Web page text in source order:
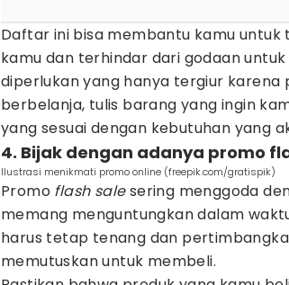
Daftar ini bisa membantu kamu
kamu dan terhindar dari godaan
diperlukan yang hanya tergiur karena
berbelanja, tulis barang yang ingin
yang sesuai dengan kebutuhan yang
4. Bijak dengan adanya promo
Ilustrasi menikmati promo online (freepik.com/gratispik)
Promo flash salesering menggoda
memang menguntungkan dalam
harus tetap tenang dan
memutuskan untuk membeli.